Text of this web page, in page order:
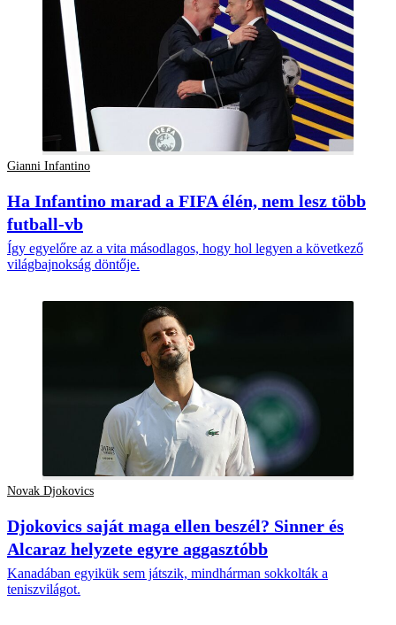
Gianni Infantino
Ha Infantino marad a FIFA élén, nem lesz több
futball-vb
Így egyelőre az a vita másodlagos, hogy hol legyen a következő
világbajnokság döntője.
Novak Djokovics
Djokovics saját maga ellen beszél? Sinner és
Alcaraz helyzete egyre aggasztóbb
Kanadában egyikük sem játszik, mindhárman sokkolták a
teniszvilágot.